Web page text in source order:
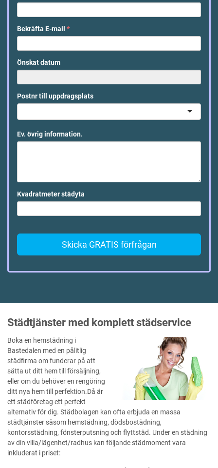
Bekräfta E-mail *
Önskat datum
Postnr till uppdragsplats
Ev. övrig information.
Kvadratmeter städyta
Skicka GRATIS förfrågan
Städtjänster med komplett städservice
Boka en hemstädning i
Bastedalen med en pålitlig
städfirma om funderar på att
sätta ut ditt hem till försäljning,
eller om du behöver en rengöring
ditt nya hem till perfektion.Då är
ett städföretag ett perfekt
alternativ för dig. Städbolagen kan ofta erbjuda en massa
städtjänster såsom hemstädning, dödsbostädning,
kontorsstädning, fönsterputsning och flyttstäd. Under en städning
av din villa/lägenhet/radhus kan följande städmoment vara
inkluderat i priset: